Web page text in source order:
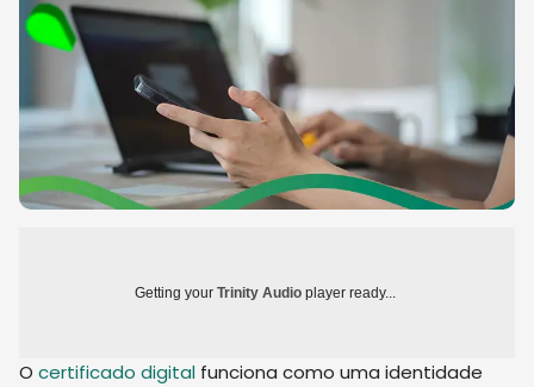
Getting your Trinity Audio player ready...
O certificado digital funciona como uma identidade